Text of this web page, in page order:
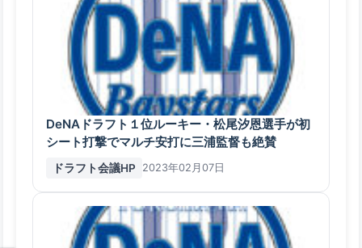
DeNAドラフト１位ルーキー・松尾汐恩選手が初
シート打撃でマルチ安打に三浦監督も絶賛
ドラフト会議HP 2023年02月07日